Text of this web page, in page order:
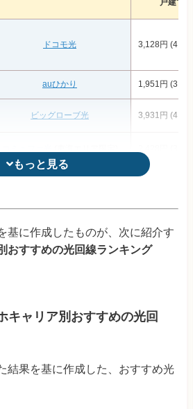
戸建て
ドコモ光 3,128円
auひかり 1,951円
ビッグローブ光 3,931円
@TCOMヒカリ 4,041円
ピカラ光 (四国エリア限定) 3,530円
もっと見る
もっと見る
基に作成したものが、次に紹介す
おすすめの光回線ランキング
キャリア別おすすめの光回
結果を基に作成した、おすすめ光